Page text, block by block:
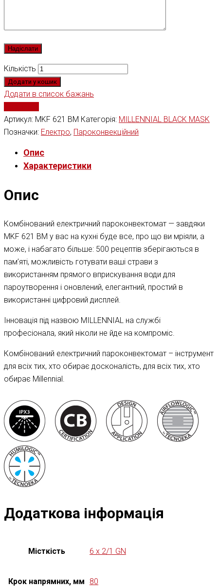
Кількість
Додати у кошик
Додати в список бажань
Артикул: MKF 621 BM Категорія: MILLENNIAL BLACK MASK
Позначки: Електро, Пароконвекційний
Опис
Характеристики
Опис
Комбінований електричний пароконвектомат — завдяки
MKF 621 BM у вас на кухні буде все, про що ви мріяли, а
може, і набагато більше: 500 рецептів зберігаються в
пам’яті, можливість готувати ваші страви з
використанням прямого вприскування води для
пароутворення і оновлений, елегантний, простий в
використанні цифровий дисплей.
Інновація під назвою MILLENNIAL на службі
професіонала, який ніколи не йде на компроміс.
Комбінований електричний пароконвектомат – інструмент
для всіх тих, хто обирає досконалість, для всіх тих, хто
обирає Millennial.
Додаткова інформація
Місткість 6 x 2/1 GN
Крок напрямних, мм 80